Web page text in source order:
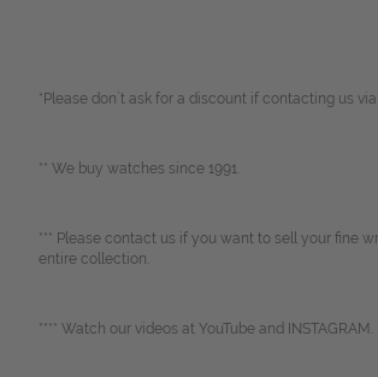
*Please don`t ask for a discount if contacting us via
** We buy watches since 1991.
*** Please contact us if you want to sell your fine
entire collection.
**** Watch our videos at YouTube and INSTAGRAM.